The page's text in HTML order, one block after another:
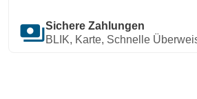
paymentsSichere Zahlungen
BLIK, Karte, Schnelle